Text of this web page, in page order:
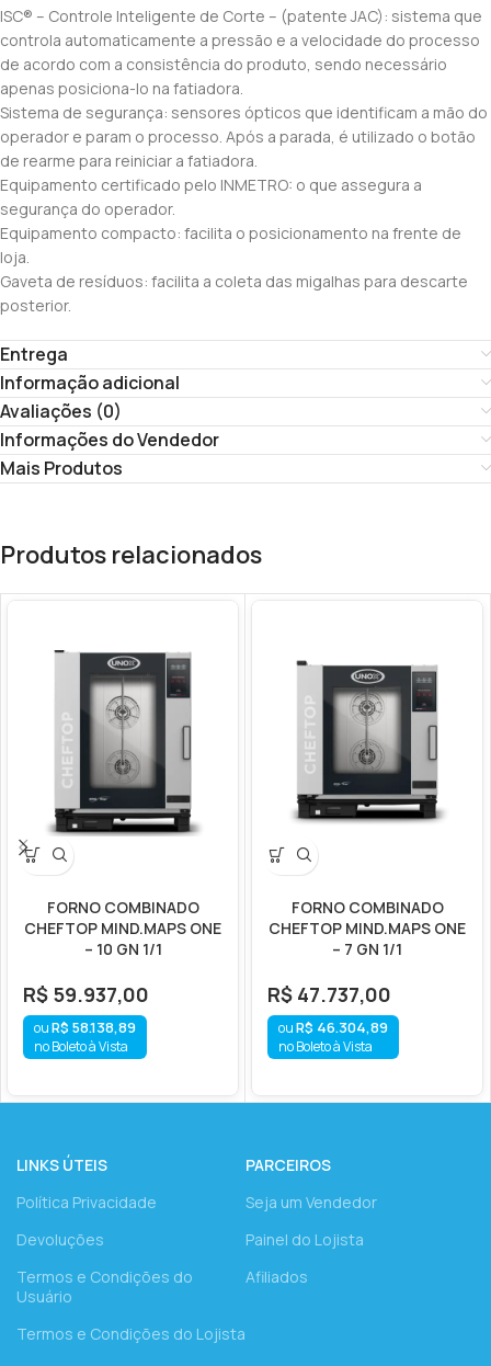
ISC® – Controle Inteligente de Corte – (patente JAC): sistema que
controla automaticamente a pressão e a velocidade do processo
de acordo com a consistência do produto, sendo necessário
apenas posiciona-lo na fatiadora.
Sistema de segurança: sensores ópticos que identificam a mão do
operador e param o processo. Após a parada, é utilizado o botão
de rearme para reiniciar a fatiadora.
Equipamento certificado pelo INMETRO: o que assegura a
segurança do operador.
Equipamento compacto: facilita o posicionamento na frente de
loja.
Gaveta de resíduos: facilita a coleta das migalhas para descarte
posterior.
Entrega
Informação adicional
Avaliações (0)
Informações do Vendedor
Mais Produtos
Produtos relacionados
FORNO COMBINADO
CHEFTOP MIND.MAPS ONE
– 10 GN 1/1
R$ 59.937,00
R$ 58.138,89
no Boleto à Vista
FORNO COMBINADO
CHEFTOP MIND.MAPS ONE
– 7 GN 1/1
R$ 47.737,00
R$ 46.304,89
no Boleto à Vista
LINKS ÚTEIS
Política Privacidade
Devoluções
Termos e Condições do
Usuário
Termos e Condições do Lojista
PARCEIROS
Seja um Vendedor
Painel do Lojista
Afiliados